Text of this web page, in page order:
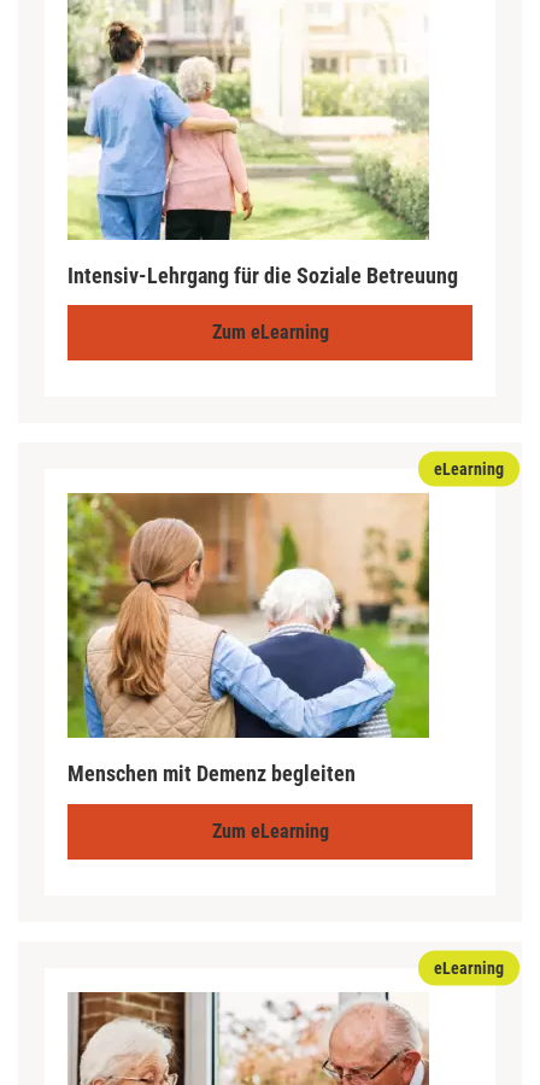
Intensiv-Lehrgang für die Soziale Betreuung
Zum eLearning
eLearning
Menschen mit Demenz begleiten
Zum eLearning
eLearning